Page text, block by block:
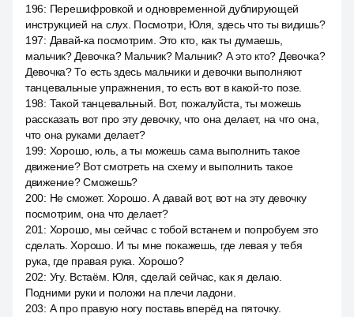
196: Перешифровкой и одновременной дублирующей
инструкцией на слух. Посмотри, Юля, здесь что ты видишь?
197: Давай-ка посмотрим. Это кто, как ты думаешь,
мальчик? Девочка? Мальчик? Мальчик? А это кто? Девочка?
Девочка? То есть здесь мальчики и девочки выполняют
танцевальные упражнения, то есть вот в какой-то позе.
198: Такой танцевальный. Вот, пожалуйста, ты можешь
рассказать вот про эту девочку, что она делает, на что она,
что она руками делает?
199: Хорошо, юль, а ты можешь сама выполнить такое
движение? Вот смотреть на схему и выполнить такое
движение? Сможешь?
200: Не сможет. Хорошо. А давай вот, вот на эту девочку
посмотрим, она что делает?
201 : Хорошо, мы сейчас с тобой встанем и попробуем это
сделать. Хорошо. И ты мне покажешь, где левая у тебя
рука, где правая рука. Хорошо?
202: Угу. Встаём. Юля, сделай сейчас, как я делаю.
Подними руки и положи на плечи ладони.
203: А про правую ногу поставь вперёд на пяточку.